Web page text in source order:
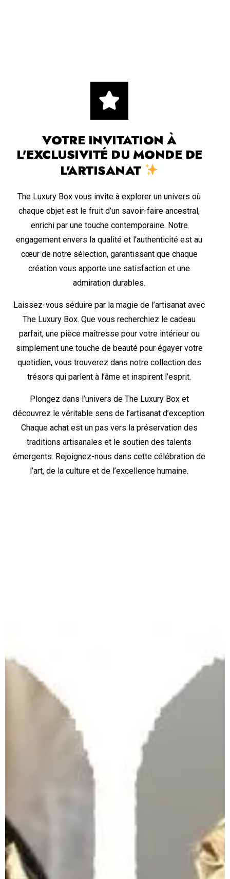
VOTRE INVITATION À
L'EXCLUSIVITÉ DU MONDE DE
L'ARTISANAT
The Luxury Box vous invite à explorer un univers où
chaque objet est le fruit d’un savoir-faire ancestral,
enrichi par une touche contemporaine. Notre
engagement envers la qualité et l’authenticité est au
cœur de notre sélection, garantissant que chaque
création vous apporte une satisfaction et une
admiration durables.
Laissez-vous séduire par la magie de l’artisanat avec
The Luxury Box. Que vous recherchiez le cadeau
parfait, une pièce maîtresse pour votre intérieur ou
simplement une touche de beauté pour égayer votre
quotidien, vous trouverez dans notre collection des
trésors qui parlent à l’âme et inspirent l’esprit.
Plongez dans l’univers de The Luxury Box et
découvrez le véritable sens de l’artisanat d’exception.
Chaque achat est un pas vers la préservation des
traditions artisanales et le soutien des talents
émergents. Rejoignez-nous dans cette célébration de
l’art, de la culture et de l’excellence humaine.